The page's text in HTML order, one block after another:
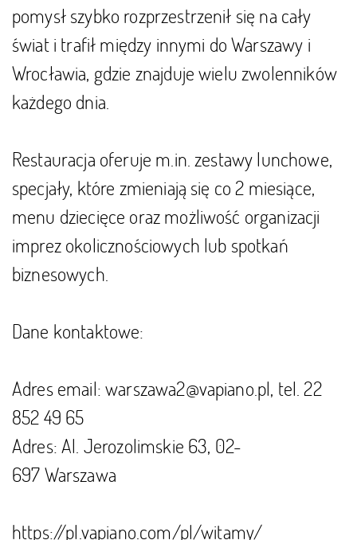
pomysł szybko rozprzestrzenił się na cały
świat i trafił między innymi do Warszawy i
Wrocławia, gdzie znajduje wielu zwolenników
każdego dnia.
Restauracja oferuje m.in. zestawy lunchowe,
specjały, które zmieniają się co 2 miesiące,
menu dziecięce oraz możliwość organizacji
imprez okolicznościowych lub spotkań
biznesowych.
Dane kontaktowe:
Adres email: warszawa2@vapiano.pl, tel. 22
852 49 65
Adres: Al. Jerozolimskie 63, 02-
697 Warszawa
https://pl.vapiano.com/pl/witamy/